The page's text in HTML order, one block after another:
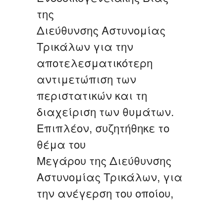
της
Διεύθυνσης Αστυνομίας
Τρικάλων για την
αποτελεσματικότερη
αντιμετώπιση των
περιστατικών και τη
διαχείριση των θυμάτων.
Επιπλέον, συζητήθηκε το
θέμα του
Μεγάρου της Διεύθυνσης
Αστυνομίας Τρικάλων, για
την ανέγερση του οποίου,